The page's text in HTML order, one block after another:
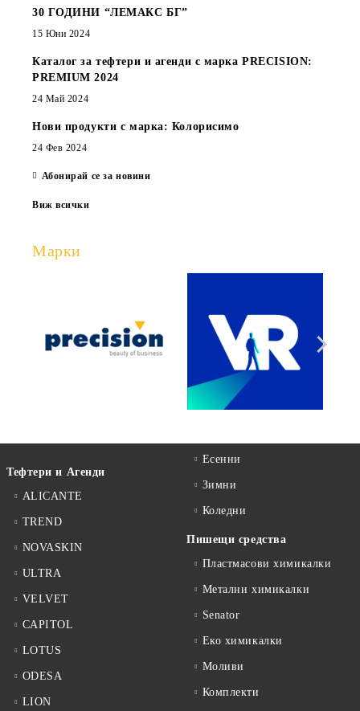
30 ГОДИНИ “ЛЕМАКС БГ”
15 Юни 2024
Каталог за тефтери и агенди с марка PRECISION:
PREMIUM 2024
24 Май 2024
Нови продукти с марка: Колорисимо
24 Фев 2024
Абонирай се за новини
Виж всички
Марки
Тефтери и Агенди
ALICANTE
TREND
NOVASKIN
ULTRA
VELVET
CAPITOL
LOTUS
ODESA
LION
Есенни
Зимни
Коледни
Пишещи средства
Пластмасови химикалки
Метални химикалки
Senator
Еко химикалки
Моливи
Комплекти